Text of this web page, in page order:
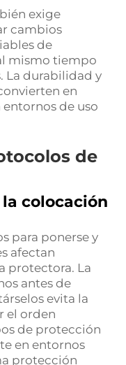
exige
cambios
de
mismo tiempo
La durabilidad y
en
de uso
de
colocación
para ponerse y
afectan
protectora. La
antes de
evita la
el orden
de protección
en entornos
protección